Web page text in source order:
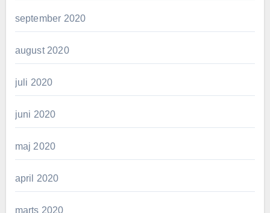
september 2020
august 2020
juli 2020
juni 2020
maj 2020
april 2020
marts 2020